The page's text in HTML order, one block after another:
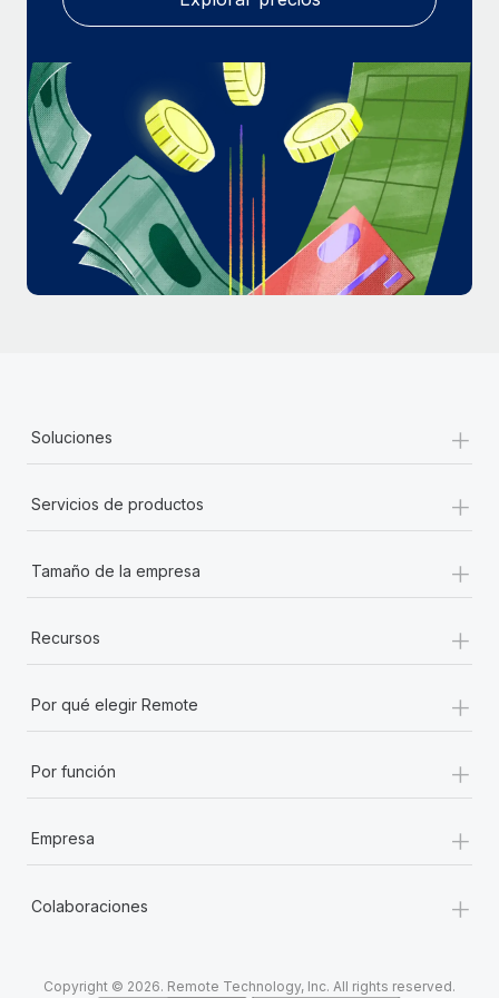
Soluciones +
Servicios de productos +
Tamaño de la empresa +
Recursos +
Por qué elegir Remote +
Por función +
Empresa +
Colaboraciones +
Copyright © 2026. Remote Technology, Inc. All rights reserved.